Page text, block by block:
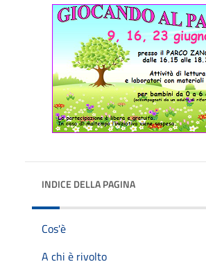
INDICE DELLA PAGINA
Cos'è
A chi è rivolto